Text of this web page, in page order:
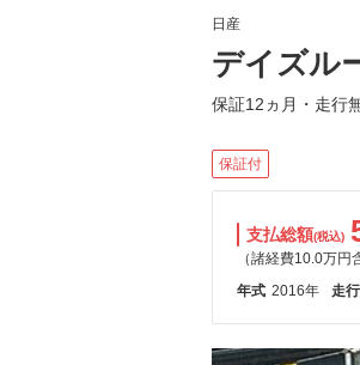
日産
デイズル
保証12ヵ月・走
保証付
支払総額(税込)
（諸経費10.0万円
年式 2016年 走